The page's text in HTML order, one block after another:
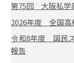
第75回 大阪私
2026年度 全国高
令和8年度 国民
報告